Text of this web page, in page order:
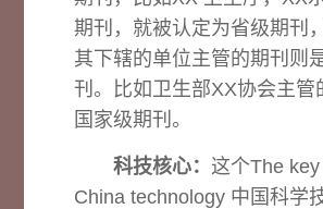
期刊，就被认定为省级期刊
其下辖的单位主管的期刊则
刊。比如卫生部XX协会主管
国家级期刊。
科技核心： 这个The
China technology 中国科学